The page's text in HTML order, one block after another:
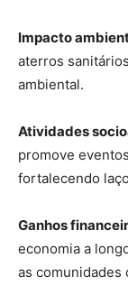
Impacto
aterros
ambiental.
Atividades
promove
fortalecendo
Ganhos
economia a
as comunidades